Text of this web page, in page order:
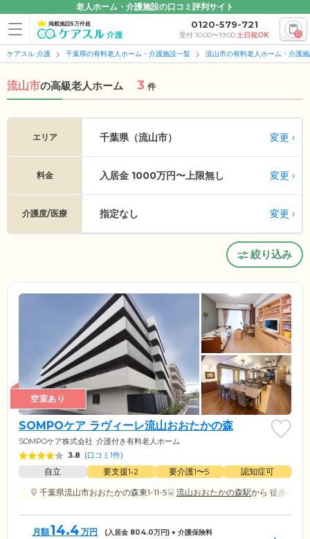
老人ホーム・介護施設の口コミ評判サイト
掲載施設5万件超 0120-579-721
受付 10:00〜19:00土日祝OK 0
ケアスル 介護 千葉県の有料老人ホーム・介護施設一覧 流山市の有料老人ホーム・介護
流山市の高級老人ホーム 3 件
エリア 千葉県（流山市） 変更
料金 入居金 1000万円〜上限無し 変更
介護度/医療 指定なし 変更
絞り込み
空室あり
SOMPOケア ラヴィーレ流山おおたかの森
SOMPOケア株式会社 介護付き有料老人ホーム
3.8 (口コミ1件)
自立 要支援1•2 要介護1〜5
認知症可
千葉県流山市おおたかの森東1-11-5
流山おおたかの森駅から 徒歩4分
月額14.4 万円 (入居金 804.0万円) + 介護保険料